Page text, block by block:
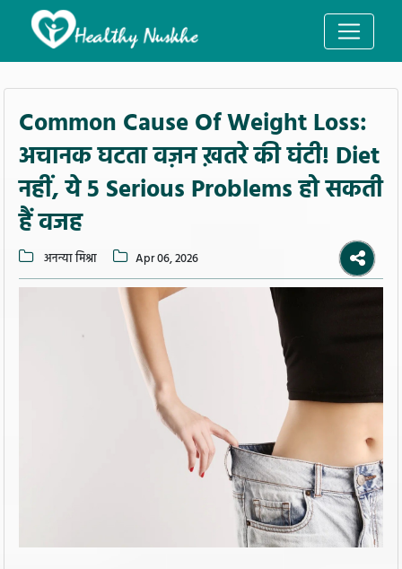
Common Cause Of Weight Loss:
अचानक घटता वज़न ख़तरे की घंटी! Diet
नहीं, ये 5 Serious Problems हो सकती
हैं वजह
अनन्या मिश्रा Apr 06, 2026